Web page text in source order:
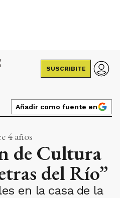
SUSCRIBITE
Añadir como fuente en
4 años
de Cultura
del Río”
en la casa de la